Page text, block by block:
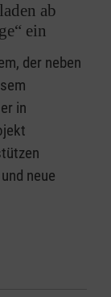
ab
ein
der neben
in
neue